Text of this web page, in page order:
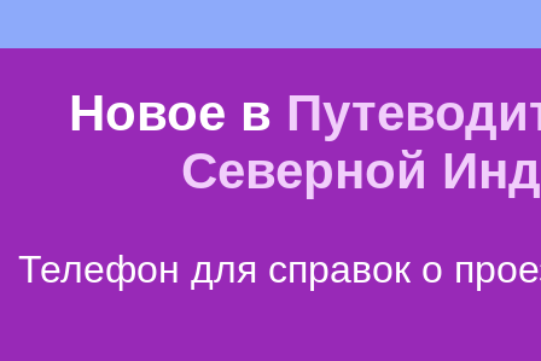
Новое в
Северной
Телефон для справок о